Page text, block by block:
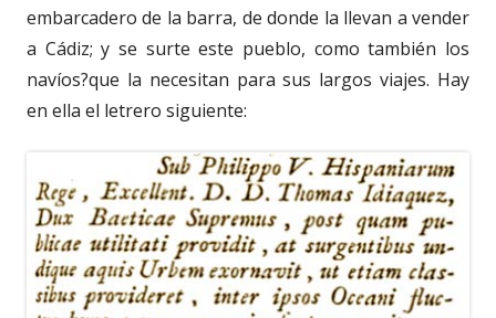
embarcadero de la barra, de donde la llevan a vender
a Cádiz; y se surte este pueblo, como también los
navíos?que la necesitan para sus largos viajes. Hay
en ella el letrero siguiente: